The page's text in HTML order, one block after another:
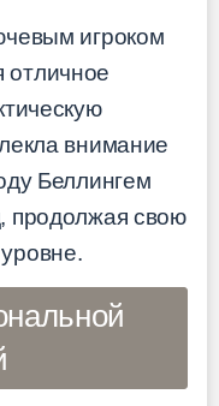
игроком
отличное
внимание
Беллингем
продолжая свою